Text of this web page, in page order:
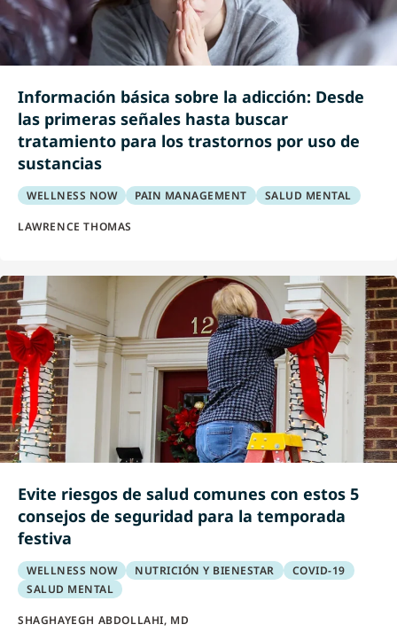
Información básica sobre la adicción: Desde
las primeras señales hasta buscar
tratamiento para los trastornos por uso de
sustancias
WELLNESS NOW PAIN MANAGEMENT SALUD MENTAL
LAWRENCE THOMAS
Evite riesgos de salud comunes con estos 5
consejos de seguridad para la temporada
festiva
WELLNESS NOW NUTRICIÓN Y BIENESTAR
COVID-19
SALUD MENTAL
SHAGHAYEGH ABDOLLAHI, MD